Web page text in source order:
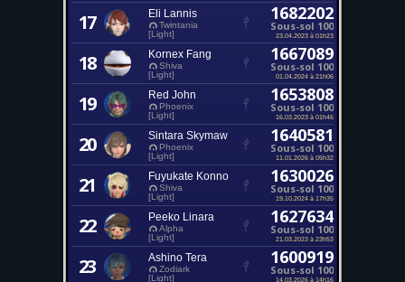
17 Eli Lannis
Twintania
[Light]
1682202
Sous-sol 100
23.04.2023 à 01h23
18 Kornex Fang
Shiva
[Light]
1667089
Sous-sol 100
01.04.2024 à 21h06
19 Red John
Phoenix
[Light]
1653808
Sous-sol 100
16.03.2023 à 01h46
20 Sintara Skymaw
Phoenix
[Light]
1640581
Sous-sol 100
11.01.2026 à 05h32
21 Fuyukate Konno
Shiva
[Light]
1630026
Sous-sol 100
19.10.2024 à 17h35
22 Peeko Linara
Alpha
[Light]
1627634
Sous-sol 100
21.03.2023 à 23h53
23 Ashino Tera
Zodiark
[Light]
1600919
Sous-sol 100
14.03.2026 à 14h16